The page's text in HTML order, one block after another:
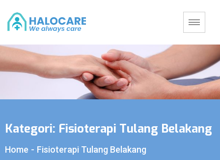
Kategori: Fisioterapi Tulang Belakang
Home - Fisioterapi Tulang Belakang